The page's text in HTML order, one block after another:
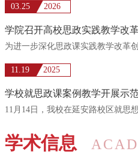
03.25 2026
学院召开高校思政实践教学改
11.19 2025
学校就思政课案例教学开展示
学术信息